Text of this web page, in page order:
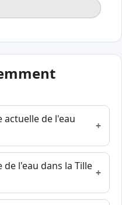
de l'eau
l'eau dans la Tille